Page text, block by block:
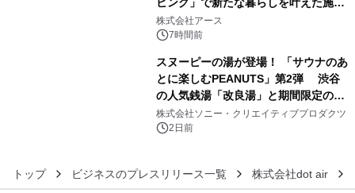
ビング」で新たな暮らしを叶えた施工
事例を株式会社アースが公開
株式会社アース
7時間前
スヌーピーの湯が登場！ 「サウナのあ
とに楽しむPEANUTS」第2弾 渋谷
の人気銭湯「改良湯」と期間限定のコ
ラボレーション サウナイキタイコラ
ボグッズも発売決定！
株式会社ソニー・クリエイティブプロダクツ
2日前
トップ ビジネスのプレスリリース一覧 株式会社dot air